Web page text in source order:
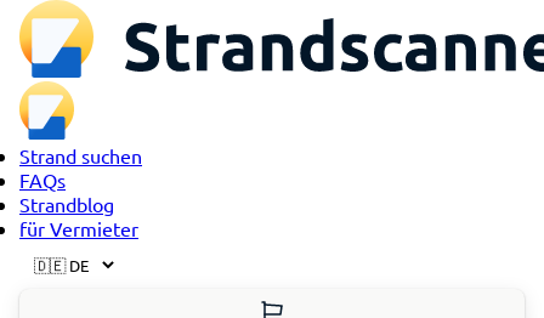
Strand suchen
FAQs
Strandblog
für Vermieter